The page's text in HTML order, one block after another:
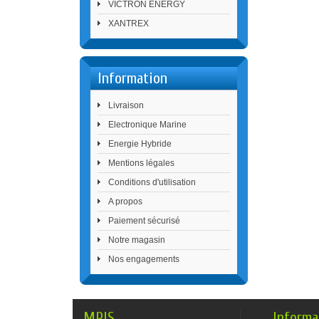
VICTRON ENERGY
XANTREX
Information
Livraison
Electronique Marine
Energie Hybride
Mentions légales
Conditions d'utilisation
A propos
Paiement sécurisé
Notre magasin
Nos engagements